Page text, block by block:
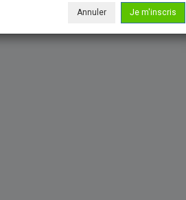
modifier vos critères de recherche...
Annuler Je m'inscris